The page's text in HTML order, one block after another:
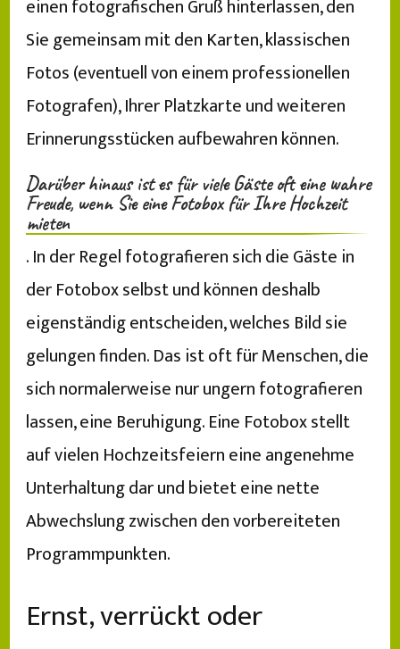
einen fotografischen Gruß hinterlassen, den
Sie gemeinsam mit den Karten, klassischen
Fotos (eventuell von einem professionellen
Fotografen), Ihrer Platzkarte und weiteren
Erinnerungsstücken aufbewahren können.
Darüber hinaus ist es für viele Gäste oft eine wahre
Freude, wenn Sie eine Fotobox für Ihre Hochzeit
mieten
. In der Regel fotografieren sich die Gäste in
der Fotobox selbst und können deshalb
eigenständig entscheiden, welches Bild sie
gelungen finden. Das ist oft für Menschen, die
sich normalerweise nur ungern fotografieren
lassen, eine Beruhigung. Eine Fotobox stellt
auf vielen Hochzeitsfeiern eine angenehme
Unterhaltung dar und bietet eine nette
Abwechslung zwischen den vorbereiteten
Programmpunkten.
Ernst, verrückt oder